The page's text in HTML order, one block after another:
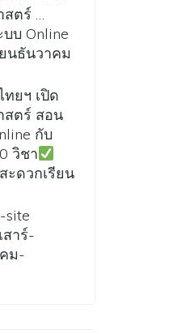
สตร์ …
บ Online
นธันวาคม
ยฯ เปิด
สตร์ สอน
กับ
วิชา
สะดวกเรียน
site
าร์-
ม-